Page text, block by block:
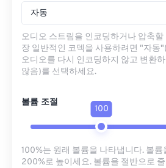
자동
오디오 스트림을 인코딩하거나 압축
장 일반적인 코덱을 사용하려면 "자동
오디오를 다시 인코딩하지 않고 변환
않음)를 선택하세요.
볼륨 조절
100
100%는 원래 볼륨을 나타냅니다. 볼륨
200%로 높이세요. 볼륨을 절반으로